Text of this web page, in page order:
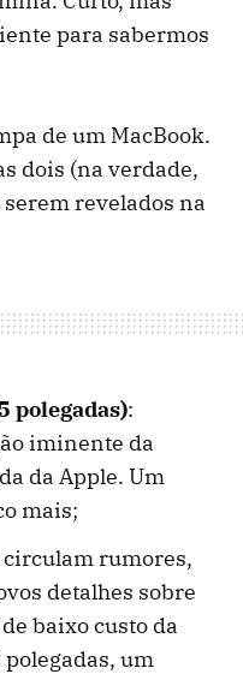
para sabermos
de um MacBook.
dois (na verdade,
revelados na
polegadas):
iminente da
da Apple. Um
mais;
circulam rumores,
detalhes sobre
baixo custo da
um